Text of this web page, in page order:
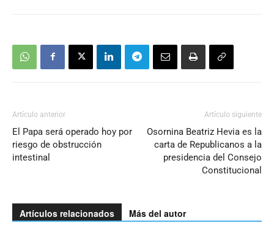
Artículo anterior
El Papa será operado hoy por
riesgo de obstrucción
intestinal
Artículo siguiente
Osornina Beatriz Hevia es la
carta de Republicanos a la
presidencia del Consejo
Constitucional
Artículos relacionados Más del autor